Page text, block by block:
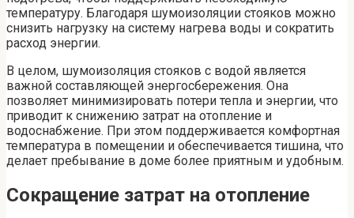
температуру. Благодаря шумоизоляции стояков можно
снизить нагрузку на систему нагрева воды и сократить
расход энергии.
В целом, шумоизоляция стояков с водой является
важной составляющей энергосбережения. Она
позволяет минимизировать потери тепла и энергии, что
приводит к снижению затрат на отопление и
водоснабжение. При этом поддерживается комфортная
температура в помещении и обеспечивается тишина, что
делает пребывание в доме более приятным и удобным.
Сокращение затрат на отопление